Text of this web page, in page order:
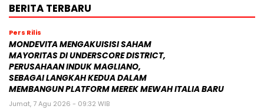
BERITA TERBARU
Pers Rilis
MONDEVITA MENGAKUISISI SAHAM
MAYORITAS DI UNDERSCORE DISTRICT,
PERUSAHAAN INDUK MAGLIANO,
SEBAGAI LANGKAH KEDUA DALAM
MEMBANGUN PLATFORM MEREK MEWAH ITALIA BARU
Jumat, 7 Agu 2026 - 09:32 WIB